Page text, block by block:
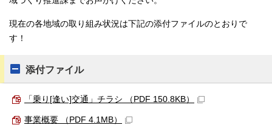
現在の各地域の取り組み状況は下記の添付ファイルのとおりで
す！
添付ファイル
「乗り[逢い]交通」チラシ （PDF 150.8KB）
事業概要 （PDF 4.1MB）